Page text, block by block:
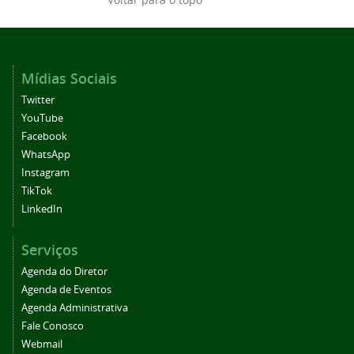
Mídias Sociais
Twitter
YouTube
Facebook
WhatsApp
Instagram
TikTok
LinkedIn
Serviços
Agenda do Diretor
Agenda de Eventos
Agenda Administrativa
Fale Conosco
Webmail